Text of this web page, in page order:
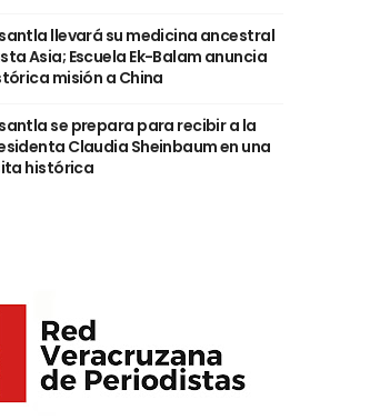
llevará su medicina ancestral
Asia; Escuela Ek-Balam anuncia
misión a China
se prepara para recibir a la
Claudia Sheinbaum en una
histórica